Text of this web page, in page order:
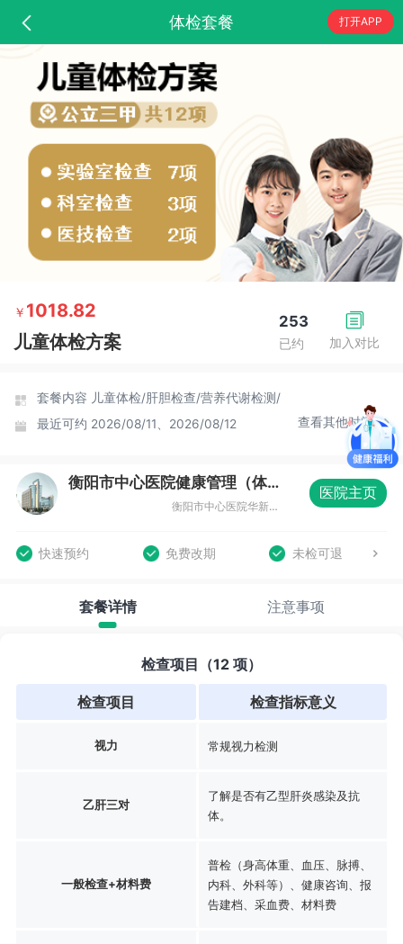
体检套餐 打开APP
加入对比
253
已约
￥ 1018.82
儿童体检方案
套餐内容 儿童体检/肝胆检查/营养代谢检测/
最近可约 2026/08/11、2026/08/12 查看其他时间
衡阳市中心医院健康管理（体检）体检中心
衡阳市中心医院华新院区二楼健康管理中心
医院主页
快速预约 免费改期 未检可退
套餐详情 注意事项
检查项目（12 项）
检查项目 检查指标意义
视力 常规视力检测
乙肝三对
了解是否有乙型肝炎感染及抗
体。
一般检查+材料费
普检（身高体重、血压、脉搏、
内科、外科等）、健康咨询、报
告建档、采血费、材料费